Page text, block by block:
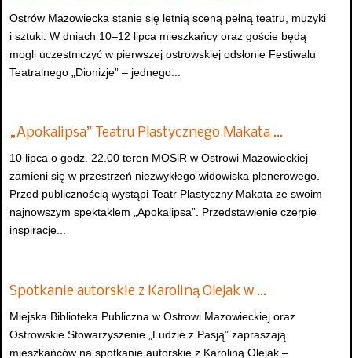
Ostrów Mazowiecka stanie się letnią sceną pełną teatru, muzyki
i sztuki. W dniach 10–12 lipca mieszkańcy oraz goście będą
mogli uczestniczyć w pierwszej ostrowskiej odsłonie Festiwalu
Teatralnego „Dionizje” – jednego...
„Apokalipsa” Teatru Plastycznego Makata …
10 lipca o godz. 22.00 teren MOSiR w Ostrowi Mazowieckiej
zamieni się w przestrzeń niezwykłego widowiska plenerowego.
Przed publicznością wystąpi Teatr Plastyczny Makata ze swoim
najnowszym spektaklem „Apokalipsa”. Przedstawienie czerpie
inspiracje...
Spotkanie autorskie z Karoliną Olejak w …
Miejska Biblioteka Publiczna w Ostrowi Mazowieckiej oraz
Ostrowskie Stowarzyszenie „Ludzie z Pasją” zapraszają
mieszkańców na spotkanie autorskie z Karoliną Olejak –